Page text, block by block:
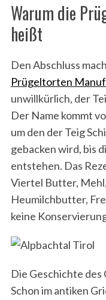
Warum die
heißt
Den Abschluss
Prügeltorten
unwillkürlich, der
Der Name kommt
um den der Teig
gebacken wird, bis
entstehen. Das
Viertel Butter,
Heumilchbutter,
keine
Die Geschichte
Schon im antiken